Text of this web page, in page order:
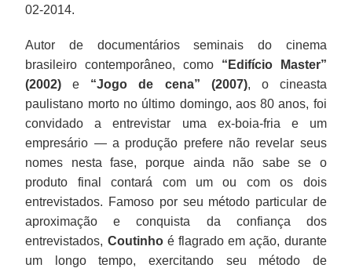
02-2014.
Autor de documentários seminais do cinema
brasileiro contemporâneo, como “Edifício Master”
(2002) e “Jogo de cena” (2007), o cineasta
paulistano morto no último domingo, aos 80 anos, foi
convidado a entrevistar uma ex-boia-fria e um
empresário — a produção prefere não revelar seus
nomes nesta fase, porque ainda não sabe se o
produto final contará com um ou com os dois
entrevistados. Famoso por seu método particular de
aproximação e conquista da confiança dos
entrevistados, Coutinhoé flagrado em ação, durante
um longo tempo, exercitando seu método de